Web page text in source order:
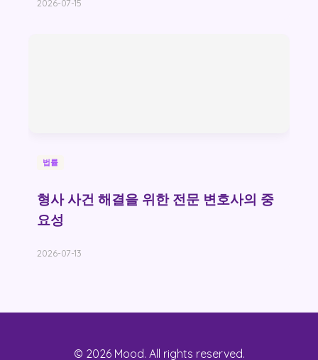
2026-07-15
법률
형사 사건 해결을 위한 전문 변호사의 중
요성
2026-07-13
© 2026 Mood. All rights reserved.